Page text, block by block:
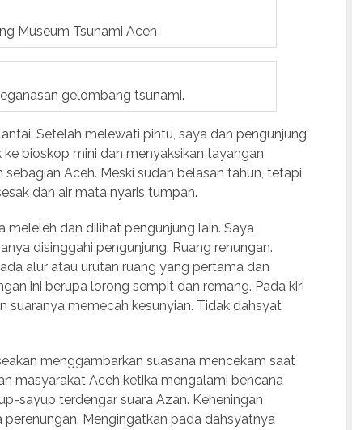
Museum Tsunami Aceh
gelombang tsunami.
Setelah melewati pintu, saya dan pengunjung
bioskop mini dan menyaksikan tayangan
Aceh. Meski sudah belasan tahun, tetapi
dan air mata nyaris tumpah.
meleleh dan dilihat pengunjung lain. Saya
disinggahi pengunjung. Ruang renungan.
alur atau urutan ruang yang pertama dan
ini berupa lorong sempit dan remang. Pada kiri
suaranya memecah kesunyian. Tidak dahsyat
menggambarkan suasana mencekam saat
masyarakat Aceh ketika mengalami bencana
sayup terdengar suara Azan. Keheningan
Mengingatkan pada dahsyatnya